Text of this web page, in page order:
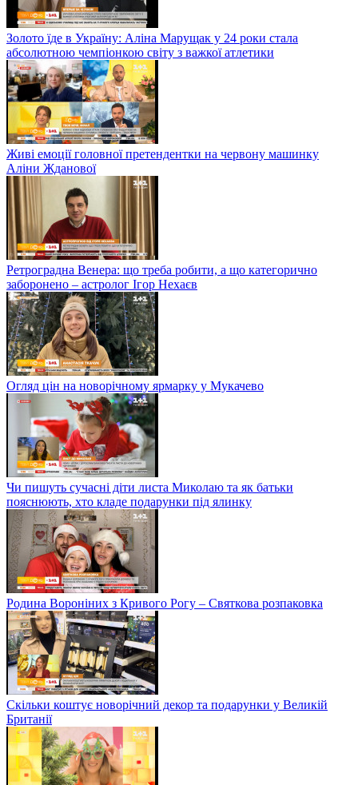
Золото їде в Україну: Аліна Марущак у 24 роки стала
абсолютною чемпіонкою світу з важкої атлетики
Живі емоції головної претендентки на червону машинку
Аліни Жданової
Ретроградна Венера: що треба робити, а що категорично
заборонено – астролог Ігор Нехаєв
Огляд цін на новорічному ярмарку у Мукачево
Чи пишуть сучасні діти листа Миколаю та як батьки
пояснюють, хто кладе подарунки під ялинку
Родина Вороніних з Кривого Рогу – Святкова розпаковка
Скільки коштує новорічний декор та подарунки у Великій
Британії